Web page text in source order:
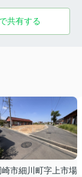
共有する
崎市細川町字上市場